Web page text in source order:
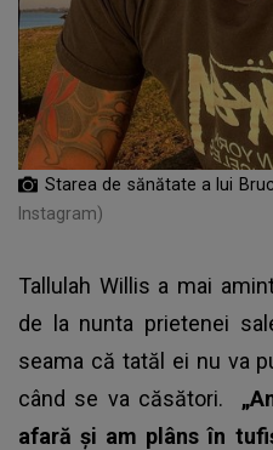
Starea de sănătate a lui
Instagram)
Tallulah Willis a mai
de la nunta prietenei
seama că tatăl ei nu va
când se va căsători.
afară și am plâns în